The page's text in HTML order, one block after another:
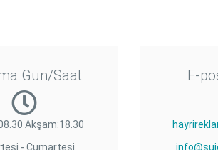
Gün/Saat
Akşam:18.30
- Cumartesi
E-